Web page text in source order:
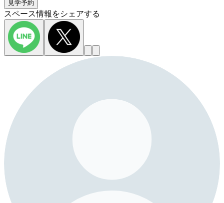
見学予約
スペース情報をシェアする